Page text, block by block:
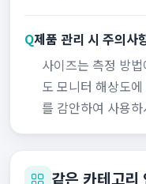
Q제품 관리 시 주의사
사이즈는 측정 방
도 모니터 해상도
를 감안하여 사용
같은 카테고리